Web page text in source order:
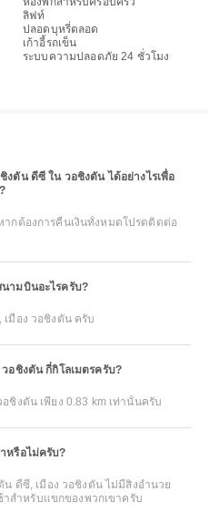
ลิฟท์
ปลอดบุหรี่ตลอด
เก้าอี้รถเข็น
ระบบความปลอดภัย 24 ชั่วโมง
งตัน ดีซี ใน วอชิงตัน ได้อย่างไรเพื่อ
ากต้องการคืนเงินทั้งหมดโปรดติดต่อ
ามบินอะไรครับ?
มือง วอชิงตัน ครับ
อชิงตัน กี่กิโลเมตรครับ?
ชิงตัน เพียง 0.83 km เท่านั้นครับ
หรือไม่ครับ?
น ดีซี, เมือง วอชิงตัน ไม่มีสิ่งอำนวย
าสำหรับแขกของพวกเขาครับ